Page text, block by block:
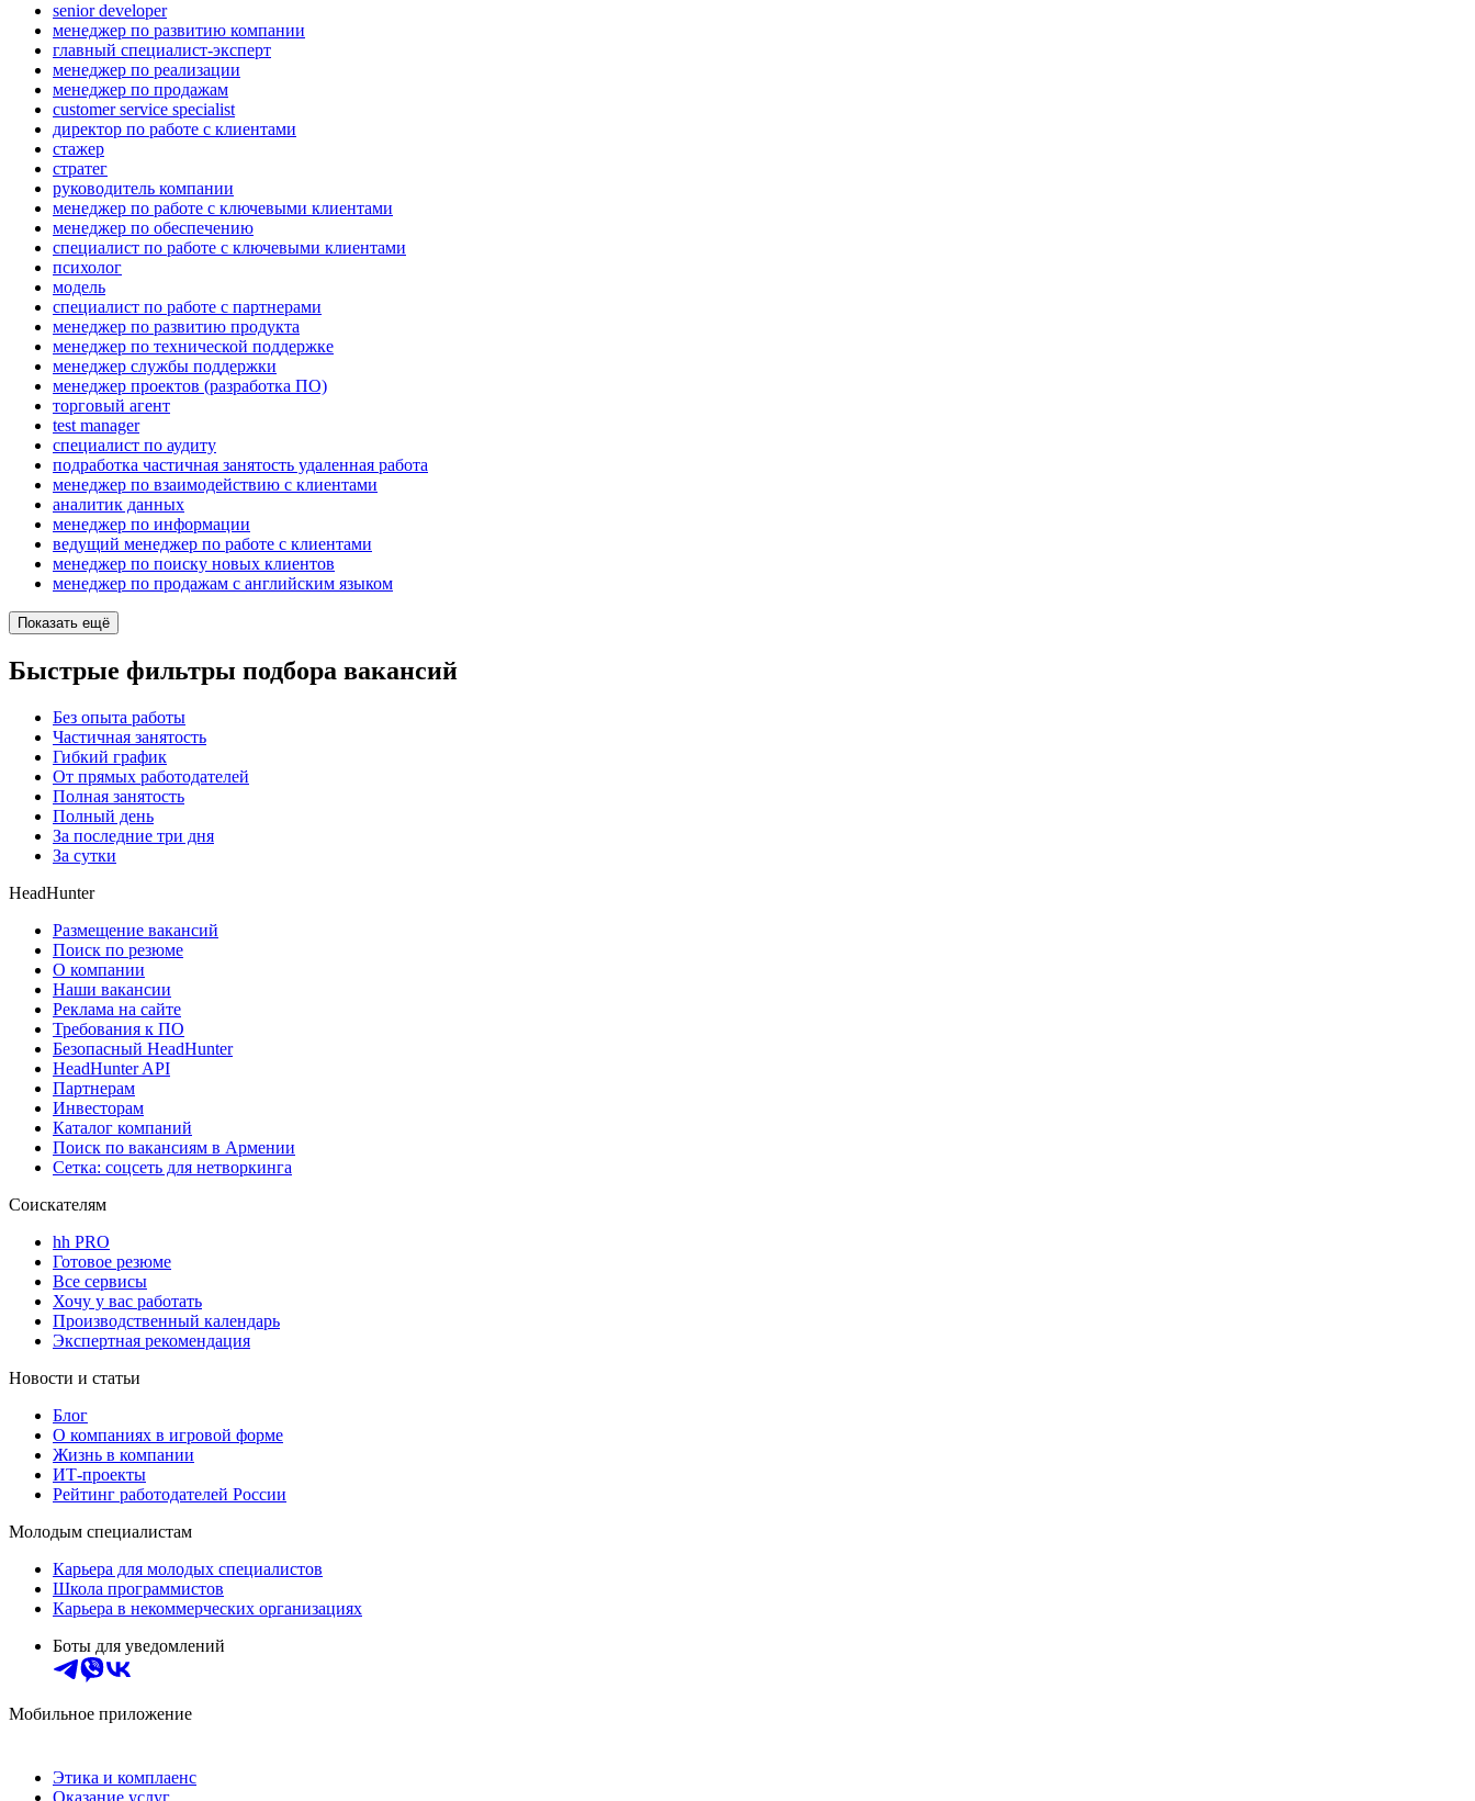
senior developer
менеджер по развитию компании
главный специалист-эксперт
менеджер по реализации
менеджер по продажам
customer service specialist
директор по работе с клиентами
стажер
стратег
руководитель компании
менеджер по работе с ключевыми клиентами
менеджер по обеспечению
специалист по работе с ключевыми клиентами
психолог
модель
специалист по работе с партнерами
менеджер по развитию продукта
менеджер по технической поддержке
менеджер службы поддержки
менеджер проектов (разработка ПО)
торговый агент
test manager
специалист по аудиту
подработка частичная занятость удаленная работа
менеджер по взаимодействию с клиентами
аналитик данных
менеджер по информации
ведущий менеджер по работе с клиентами
менеджер по поиску новых клиентов
менеджер по продажам с английским языком
Показать ещё
Быстрые фильтры подбора вакансий
Без опыта работы
Частичная занятость
Гибкий график
От прямых работодателей
Полная занятость
Полный день
За последние три дня
За сутки
HeadHunter
Размещение вакансий
Поиск по резюме
О компании
Наши вакансии
Реклама на сайте
Требования к ПО
Безопасный HeadHunter
HeadHunter API
Партнерам
Инвесторам
Каталог компаний
Поиск по вакансиям в Армении
Сетка: соцсеть для нетворкинга
Соискателям
hh PRO
Готовое резюме
Все сервисы
Хочу у вас работать
Производственный календарь
Экспертная рекомендация
Новости и статьи
Блог
О компаниях в игровой форме
Жизнь в компании
ИТ-проекты
Рейтинг работодателей России
Молодым специалистам
Карьера для молодых специалистов
Школа программистов
Карьера в некоммерческих организациях
Боты для уведомлений
Мобильное приложение
Этика и комплаенс
Оказание услуг